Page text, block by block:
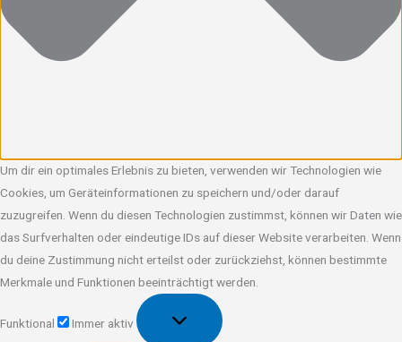
Um dir ein optimales Erlebnis zu bieten, verwenden wir Technologien wie
Cookies, um Geräteinformationen zu speichern und/oder darauf
zuzugreifen. Wenn du diesen Technologien zustimmst, können wir Daten wie
das Surfverhalten oder eindeutige IDs auf dieser Website verarbeiten. Wenn
du deine Zustimmung nicht erteilst oder zurückziehst, können bestimmte
Merkmale und Funktionen beeinträchtigt werden.
Funktional
Immer aktiv